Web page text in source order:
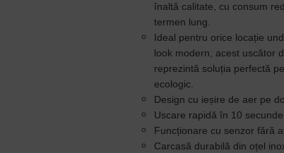
înaltă calitate, cu consum
termen lung.
Ideal pentru orice locație
look modern, acest uscător
reprezintă soluția perfectă
ecologic.
Design cu ieșire de aer pe
Uscare rapidă în 10 secunde
Funcționare cu senzor fără
Carcasă durabilă din oțel